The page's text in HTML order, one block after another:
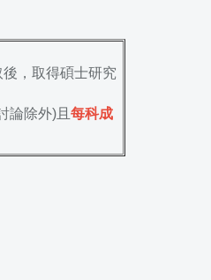
，取得碩士研究
論除外)且 每科成